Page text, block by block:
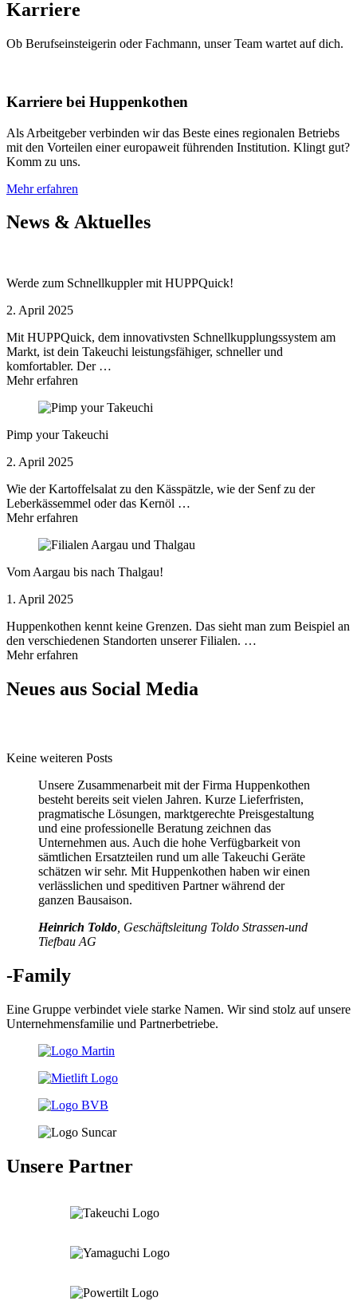
Karriere
Ob Berufseinsteigerin oder Fachmann, unser Team wartet auf dich.
Karriere bei Huppenkothen
Als Arbeitgeber verbinden wir das Beste eines regionalen Betriebs
mit den Vorteilen einer europaweit führenden Institution. Klingt gut?
Komm zu uns.
Mehr erfahren
News & Aktuelles
Werde zum Schnellkuppler mit HUPPQuick!
2. April 2025
Mit HUPPQuick, dem innovativsten Schnell­kupplungs­system am
Markt, ist dein Takeuchi leistungsfähiger, schneller und
komfortabler. Der …
Mehr erfahren
Pimp your Takeuchi
2. April 2025
Wie der Kartoffelsalat zu den Kässpätzle, wie der Senf zu der
Leberkässemmel oder das Kernöl …
Mehr erfahren
Vom Aargau bis nach Thalgau!
1. April 2025
Huppenkothen kennt keine Grenzen. Das sieht man zum Beispiel an
den verschiedenen Standorten unserer Filialen. …
Mehr erfahren
Neues aus Social Media
Keine weiteren Posts
Unsere Zusammenarbeit mit der Firma Huppenkothen
besteht bereits seit vielen Jahren. Kurze Lieferfristen,
pragmatische Lösungen, marktgerechte Preisgestaltung
und eine professionelle Beratung zeichnen das
Unternehmen aus. Auch die hohe Verfügbarkeit von
sämtlichen Ersatzteilen rund um alle Takeuchi Geräte
schätzen wir sehr. Mit Huppenkothen haben wir einen
verlässlichen und speditiven Partner während der
ganzen Bausaison.
Heinrich Toldo , Geschäftsleitung Toldo Strassen-und
Tiefbau AG
-Family
Eine Gruppe verbindet viele starke Namen. Wir sind stolz auf unsere
Unternehmensfamilie und Partnerbetriebe.
Unsere Partner